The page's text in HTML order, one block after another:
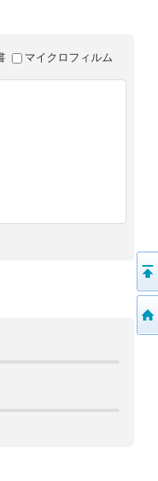
マイクロフィルム